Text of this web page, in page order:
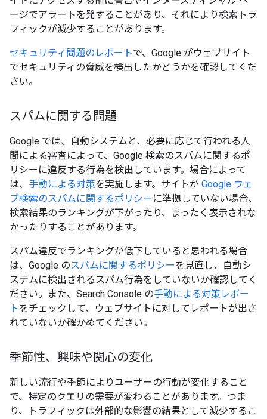
ージでアラートを発することがあり、それにより検索トラ
フィックが減少することがあります。
セキュリティ問題のレポートで、Google がウェブサイト
でセキュリティの脅威を検出したかどうかを確認してくだ
さい。
スパムに関する問題
Google では、自動システムと、必要に応じて行われる人
間による審査によって、Google 検索のスパムに関するポ
リシーに違反する行為を検出しています。場合によって
は、 手動による対策を実施します。サイトが Google ウェ
ブ検索のスパムに関するポリシー に準拠していない場合、
検索結果のランキングが下がったり、まったく表示されな
かったりすることがあります。
スパム違反でランキングが低下していると思われる場合
は、Google のスパムに関するポリシーを見直し、自動シ
ステムに検出されるスパム行為をしていないか確認してく
ださい。また、Search Console の手動による対策レポー
トをチェックして、ウェブサイトに対してレポートが出さ
れていないか確かめてください。
季節性、興味や関心の変化
新しい流行や季節によりユーザーの行動が変化すること
で、特定のクエリの需要が変わることがあります。つま
り、トラフィックは外部的な影響の結果として減少するこ